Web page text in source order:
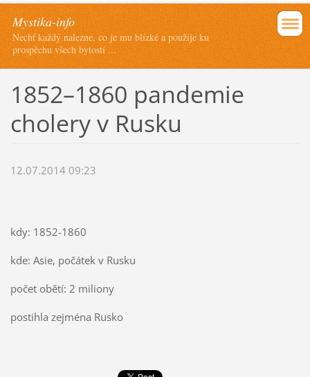
Mystika-info
Nechť každý nalezne, co je mu blízké a použije ku
prospěchu všech bytostí ...
1852–1860 pandemie
cholery v Rusku
12.07.2014 09:23
kdy: 1852-1860
kde: Asie, počátek v Rusku
počet obětí: 2 miliony
postihla zejména Rusko